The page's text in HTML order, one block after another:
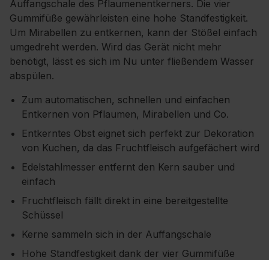
Auffangschale des Pflaumenentkerners. Die vier
Gummifüße gewährleisten eine hohe Standfestigkeit.
Um Mirabellen zu entkernen, kann der Stößel einfach
umgedreht werden. Wird das Gerät nicht mehr
benötigt, lässt es sich im Nu unter fließendem Wasser
abspülen.
Zum automatischen, schnellen und einfachen
Entkernen von Pflaumen, Mirabellen und Co.
Entkerntes Obst eignet sich perfekt zur Dekoration
von Kuchen, da das Fruchtfleisch aufgefächert wird
Edelstahlmesser entfernt den Kern sauber und
einfach
Fruchtfleisch fällt direkt in eine bereitgestellte
Schüssel
Kerne sammeln sich in der Auffangschale
Hohe Standfestigkeit dank der vier Gummifüße